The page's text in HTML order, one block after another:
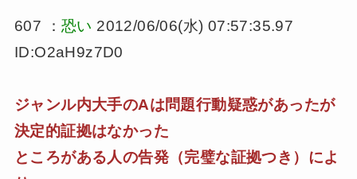
607 ： 恐い 2012/06/06(水) 07:57:35.97
ID:O2aH9z7D0
ジャンル内大手のAは問題行動疑惑があったが
決定的証拠はなかった
ところがある人の告発（完璧な証拠つき）によ